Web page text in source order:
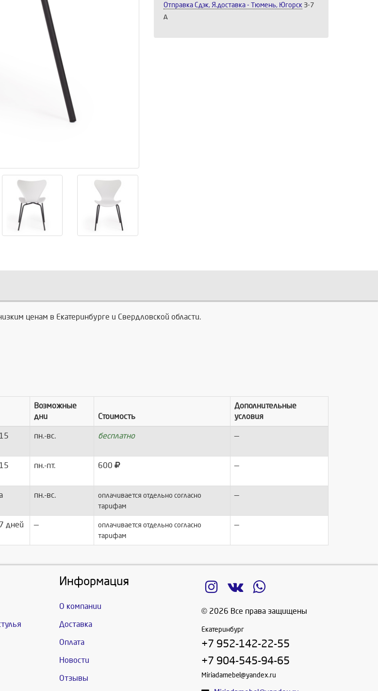
Отправка Сдэк, Я.доставка - Тюмень, Югорск 3-7
д
ценам в Екатеринбурге и Свердловской области.
Возможные
дни
Стоимость
Дополнительные
условия
пн.-вс. бесплатно —
пн.-пт. 600 —
пн.-вс.
оплачивается отдельно согласно
тарифам
—
дней —
оплачивается отдельно согласно
тарифам
—
Информация
О компании
Доставка
Оплата
Новости
Отзывы
© 2026 Все права защищены
Екатеринбург
+7 952-142-22-55
+7 904-545-94-65
Miriadamebel@yandex.ru